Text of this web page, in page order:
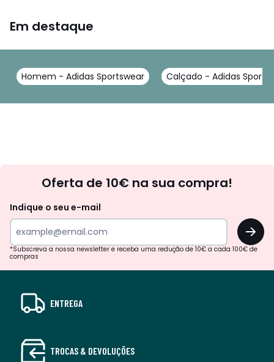
Em destaque
Homem - Adidas Sportswear Calçado - Adidas
Oferta de 10€ na sua compra!
Indique o seu e-mail
OK
*Subscreva a nossa newsletter e receba uma redução de 10€ a cada 100€ de
compras
ENTREGA
TROCAS & DEVOLUÇÕES